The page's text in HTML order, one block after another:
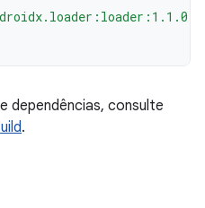
dependências, consulte
.